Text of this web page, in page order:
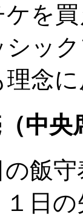
ケを
シッ
理念
中
の飯
１日